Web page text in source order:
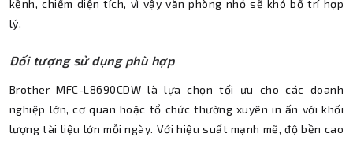
kềnh, chiếm diện tích, vì vậy văn phòng nhỏ sẽ khó bố trí hợp
lý.
Đối tượng sử dụng phù hợp
Brother MFC-L8690CDW là lựa chọn tối ưu cho các doanh
nghiệp lớn, cơ quan hoặc tổ chức thường xuyên in ấn với khối
lượng tài liệu lớn mỗi ngày. Với hiệu suất mạnh mẽ, độ bền cao